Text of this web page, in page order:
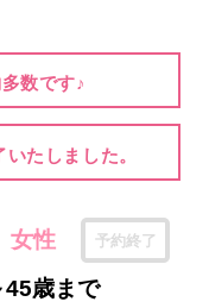
数です♪
たしました。
女性 予約終了
45歳まで